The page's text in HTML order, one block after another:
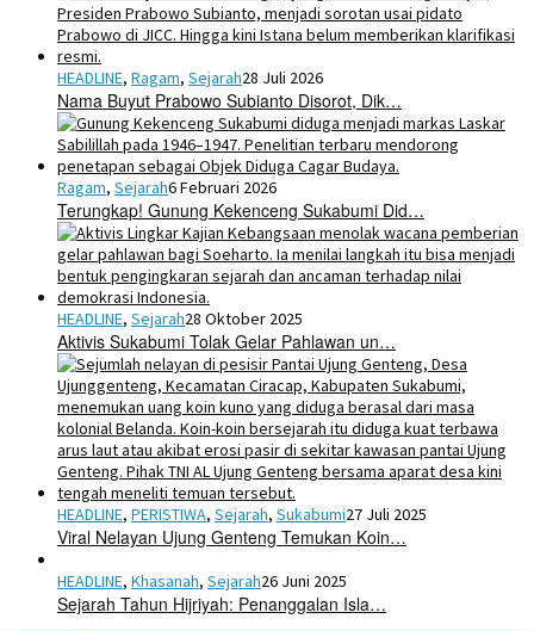
HEADLINE, Ragam, Sejarah28 Juli 2026
Nama Buyut Prabowo Subianto Disorot, Dik…
Ragam, Sejarah6 Februari 2026
Terungkap! Gunung Kekenceng Sukabumi Did…
HEADLINE, Sejarah28 Oktober 2025
Aktivis Sukabumi Tolak Gelar Pahlawan un…
HEADLINE, PERISTIWA, Sejarah, Sukabumi27 Juli 2025
Viral Nelayan Ujung Genteng Temukan Koin…
HEADLINE, Khasanah, Sejarah26 Juni 2025
Sejarah Tahun Hijriyah: Penanggalan Isla…